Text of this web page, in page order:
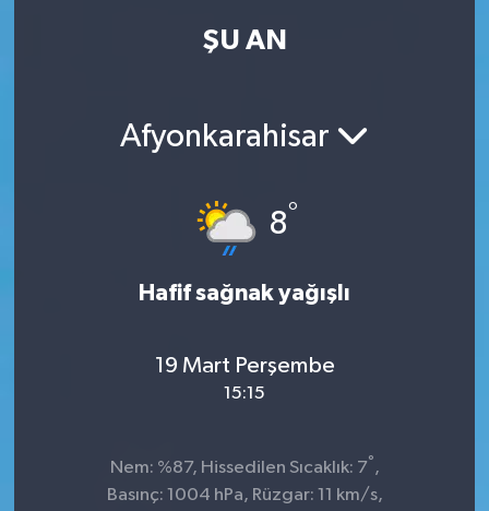
ŞU AN
Afyonkarahisar
8°
Hafif sağnak yağışlı
19 Mart Perşembe
15:15
Nem: %87, Hissedilen Sıcaklık: 7° ,
Basınç: 1004 hPa, Rüzgar: 11 km/s,